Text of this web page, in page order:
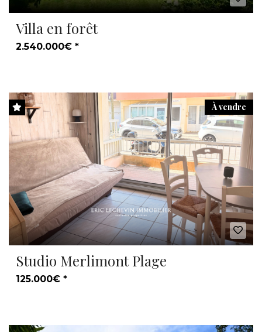
Villa en forêt
2.540.000€ *
À vendre
Studio Merlimont Plage
125.000€ *